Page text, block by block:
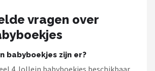
vragen over
babyboekjes zijn er?
4 Jollein babyboekjes beschikbaar